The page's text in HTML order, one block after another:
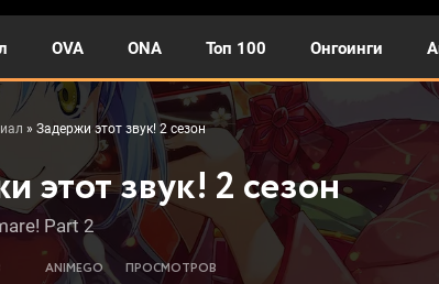
OVA ONA Топ 100 Онгоинги
» Задержи этот звук! 2 сезон
этот звук! 2 сезон
Part 2
ANIMEGO ПРОСМОТРОВ